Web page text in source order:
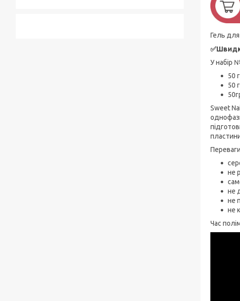
Гель
У набір
50
50
Sweet
не
не
не
не
Час